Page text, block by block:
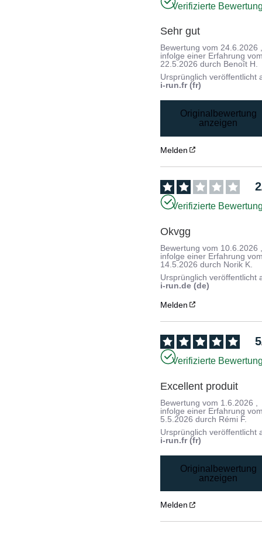
Verifizierte
Sehr gut
Bewertung vom24.6.2026
infolge einer Erfahrung
22.5.2026 durch Benoît H.
Ursprünglich veröffentlicht
i-run.fr (fr)
Originalbewertung
anzeigen
Melden
2
Verifizierte
Okvgg
Bewertung vom 10.6.2026
infolge einer Erfahrung
14.5.2026 durch Norik K.
Ursprünglich veröffentlicht
i-run.de (de)
Melden
5
Verifizierte
Excellent produit
Bewertung vom 1.6.2026
infolge einer Erfahrung
5.5.2026 durch Rémi F.
Ursprünglich veröffentlicht
i-run.fr (fr)
Originalbewertung
anzeigen
Melden